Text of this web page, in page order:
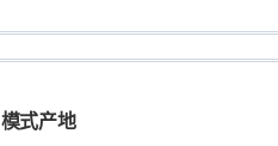
模式产地